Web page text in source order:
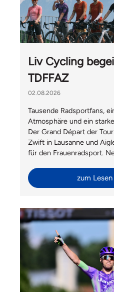
Liv Cycling
TDFFAZ
02.08.2026
Tausende Radsportfans,
Atmosphäre und ein
Der Grand Départ der
Zwift in Lausanne und
für den Frauenradsport.
Switzerland auch Gäste
Taiwan begrüssen.
zum